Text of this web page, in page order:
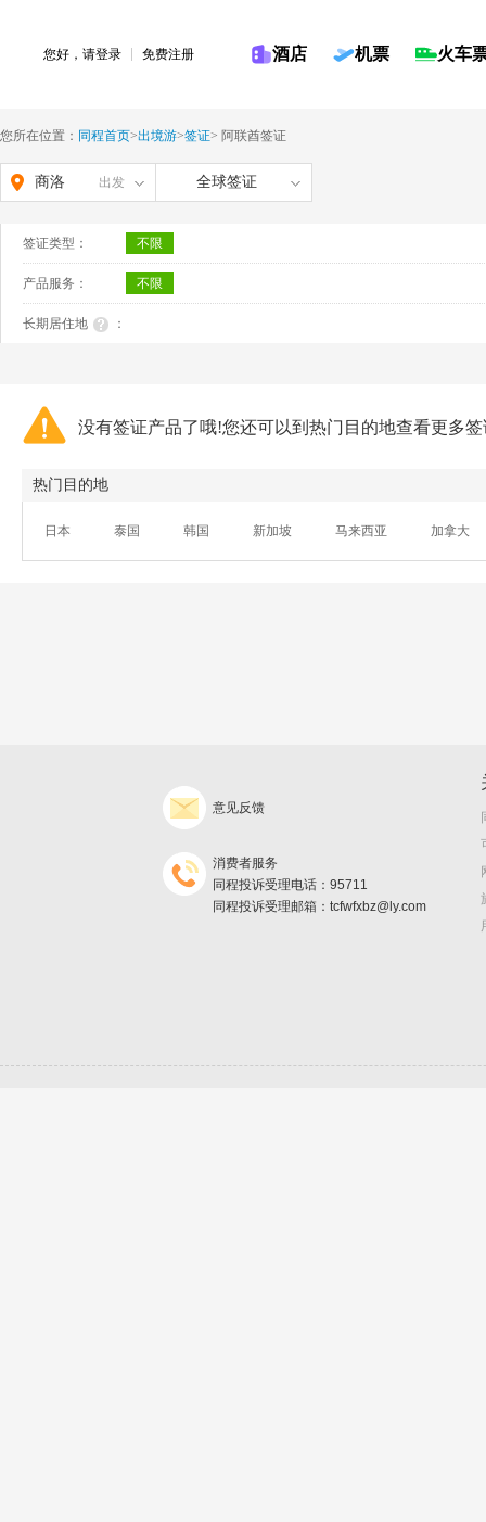
您好，请登录 免费注册 酒店 机票 火车
您所在位置： 同程首页>出境游>签证> 阿联酋签证
商洛 出发 全球签证
签证类型： 不限
产品服务： 不限
长期居住地 ：
没有签证产品了哦!您还可以到热门目的地查看更多
热门目的地
日本 泰国 韩国 新加坡 马来西亚 加拿大
意见反馈
消费者服务
同程投诉受理电话：95711
同程投诉受理邮箱：tcfwfxbz@ly.com